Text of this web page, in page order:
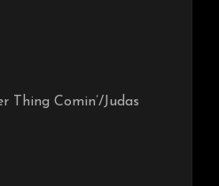
Thing Comin’/Judas